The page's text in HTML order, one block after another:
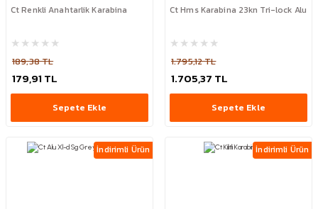
Ct Renkli Anahtarlik Karabina
189,38 TL
179,91 TL
Sepete Ekle
Ct Hms Karabina 23kn Tri-lock Alu
1.795,12 TL
1.705,37 TL
Sepete Ekle
İndirimli Ürün İndirimli Ürün